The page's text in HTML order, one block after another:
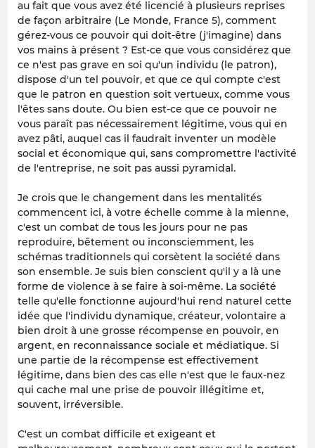
au fait que vous avez été licencié à plusieurs reprises
de façon arbitraire (Le Monde, France 5), comment
gérez-vous ce pouvoir qui doit-être (j'imagine) dans
vos mains à présent ? Est-ce que vous considérez que
ce n'est pas grave en soi qu'un individu (le patron),
dispose d'un tel pouvoir, et que ce qui compte c'est
que le patron en question soit vertueux, comme vous
l'êtes sans doute. Ou bien est-ce que ce pouvoir ne
vous paraît pas nécessairement légitime, vous qui en
avez pâti, auquel cas il faudrait inventer un modèle
social et économique qui, sans compromettre l'activité
de l'entreprise, ne soit pas aussi pyramidal.
Je crois que le changement dans les mentalités
commencent ici, à votre échelle comme à la mienne,
c'est un combat de tous les jours pour ne pas
reproduire, bêtement ou inconsciemment, les
schémas traditionnels qui corsètent la société dans
son ensemble. Je suis bien conscient qu'il y a là une
forme de violence à se faire à soi-même. La société
telle qu'elle fonctionne aujourd'hui rend naturel cette
idée que l'individu dynamique, créateur, volontaire a
bien droit à une grosse récompense en pouvoir, en
argent, en reconnaissance sociale et médiatique. Si
une partie de la récompense est effectivement
légitime, dans bien des cas elle n'est que le faux-nez
qui cache mal une prise de pouvoir illégitime et,
souvent, irréversible.
C'est un combat difficile et exigeant et